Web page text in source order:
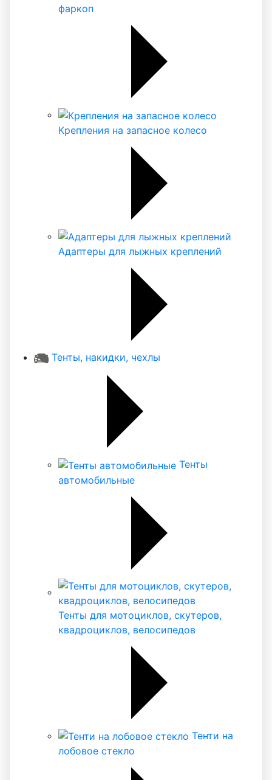
фаркоп
Крепления на запасное колесо
Адаптеры для лыжных креплений
Тенты, накидки, чехлы
Тенты
автомобильные
Тенты для мотоциклов, скутеров,
квадроциклов, велосипедов
Тенти на
лобовое стекло